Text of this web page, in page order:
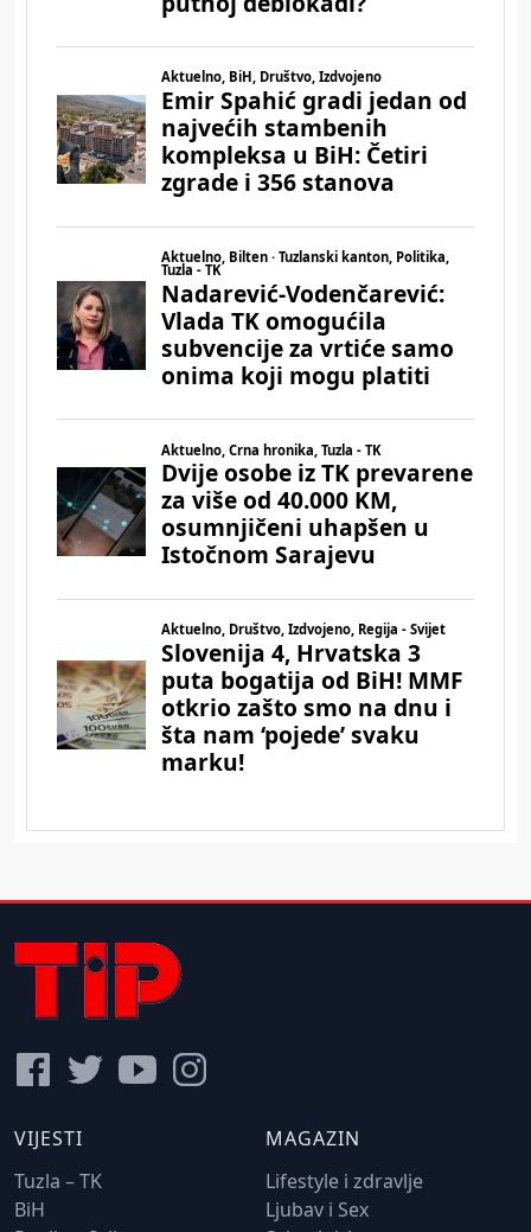
VIJESTI
Tuzla – TK
BiH
MAGAZIN
Lifestyle i zdravlje
Ljubav i Sex